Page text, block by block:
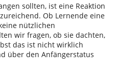
sollten, ist eine Reaktion
Ob Lernende eine
nützlichen
wir fragen, ob sie dachten,
das ist nicht wirklich
über den Anfängerstatus